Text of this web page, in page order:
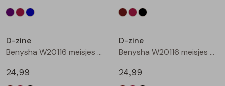
D-zine
Benysha W20116 meisjes bermuda Wijnrood
24,99
D-zine
Benysha W20116 meisjes bermuda Zwart
24,99